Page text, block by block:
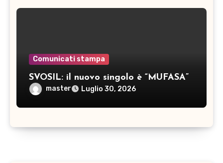
Comunicati stampa
SVOSIL: il nuovo singolo è “MUFASA”
master Luglio 30, 2026